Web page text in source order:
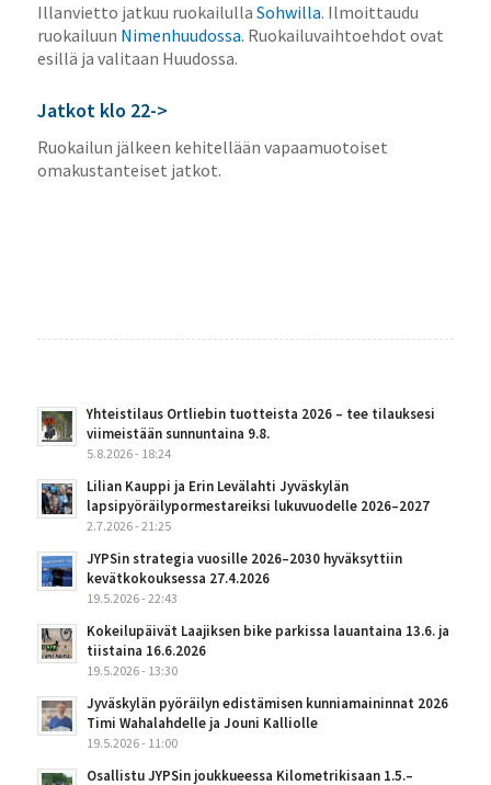
Illanvietto jatkuu ruokailulla Sohwilla. Ilmoittaudu
ruokailuun Nimenhuudossa. Ruokailuvaihtoehdot ovat
esillä ja valitaan Huudossa.
Jatkot klo 22->
Ruokailun jälkeen kehitellään vapaamuotoiset
omakustanteiset jatkot.
Yhteistilaus Ortliebin tuotteista 2026 – tee tilauksesi
viimeistään sunnuntaina 9.8.
5.8.2026 - 18:24
Lilian Kauppi ja Erin Levälahti Jyväskylän
lapsipyöräilypormestareiksi lukuvuodelle 2026–2027
2.7.2026 - 21:25
JYPSin strategia vuosille 2026–2030 hyväksyttiin
kevätkokouksessa 27.4.2026
19.5.2026 - 22:43
Kokeilupäivät Laajiksen bike parkissa lauantaina 13.6. ja
tiistaina 16.6.2026
19.5.2026 - 13:30
Jyväskylän pyöräilyn edistämisen kunniamaininnat 2026
Timi Wahalahdelle ja Jouni Kalliolle
19.5.2026 - 11:00
Osallistu JYPSin joukkueessa Kilometrikisaan 1.5.–